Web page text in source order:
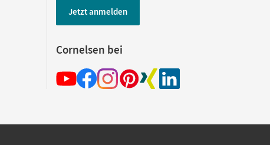
Jetzt anmelden
Cornelsen bei